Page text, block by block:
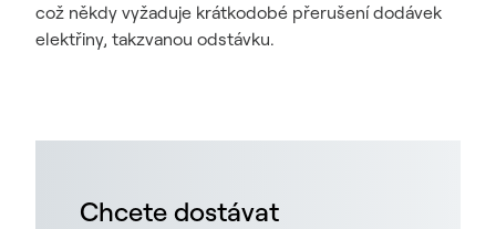
což někdy vyžaduje krátkodobé přerušení dodávek
elektřiny, takzvanou odstávku.
Chcete dostávat